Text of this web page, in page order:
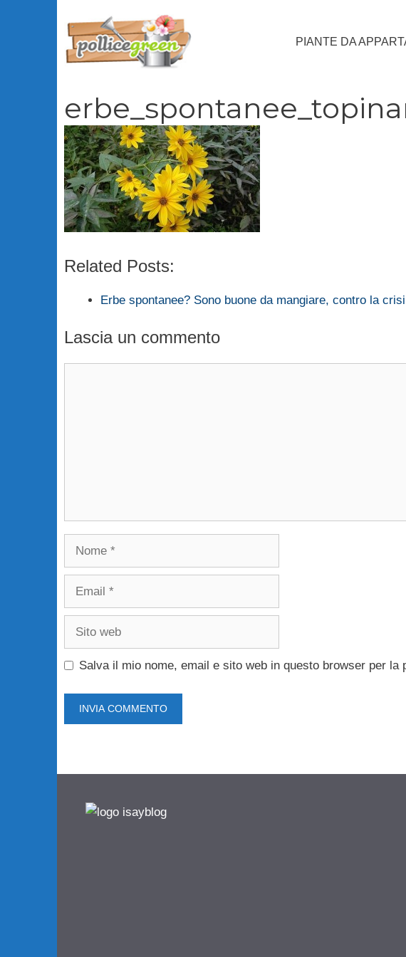
PIANTE DA
Related Posts:
Erbe spontanee? Sono buone da mangiare, contro la crisi
Lascia un commento
Nome
Email
Sito
Salva il mio nome, email e sito web in questo browser per la